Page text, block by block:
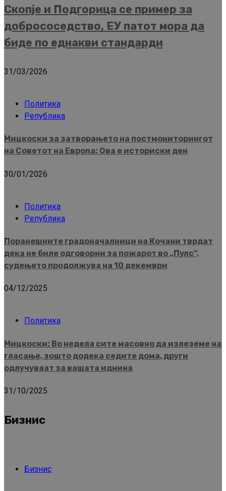
Скопје и Подгорица се пример за
добрососедство, ЕУ патот мора да
биде по еднакви стандарди
31/03/2026
Политика
Република
Мицкоски за затворањето на постмониторингот
на Советот на Европа: Ова е историски ден
30/01/2026
Политика
Република
Поранешните градоначалници на Кочани тврдат
дека не биле одговорни за пожарот во „Пулс“,
судењето продолжува на 10 декември
04/12/2025
Политика
Мицкоски: Во недела сите масовно да излеземе на
гласање, зошто додека седите дома, други
одлучуваат за вашата иднина
31/10/2025
Бизнис
Бизнис